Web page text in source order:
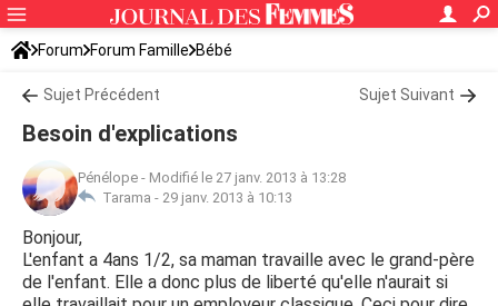
Forum Forum Famille Bébé
Sujet Précédent Sujet Suivant
Besoin d'explications
Pénélope - Modifié le 27 janv. 2013 à 13:28
Tarama - 29 janv. 2013 à 10:13
Bonjour,
L'enfant a 4ans 1/2, sa maman travaille avec le grand-père
de l'enfant. Elle a donc plus de liberté qu'elle n'aurait si